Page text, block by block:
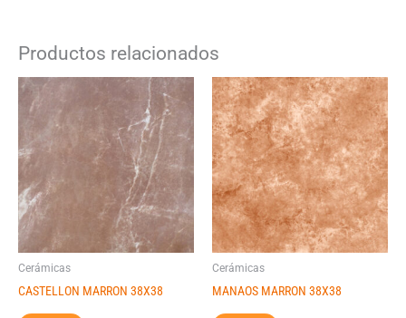
Productos relacionados
Cerámicas
CASTELLON MARRON 38X38
Cerámicas
MANAOS MARRON 38X38